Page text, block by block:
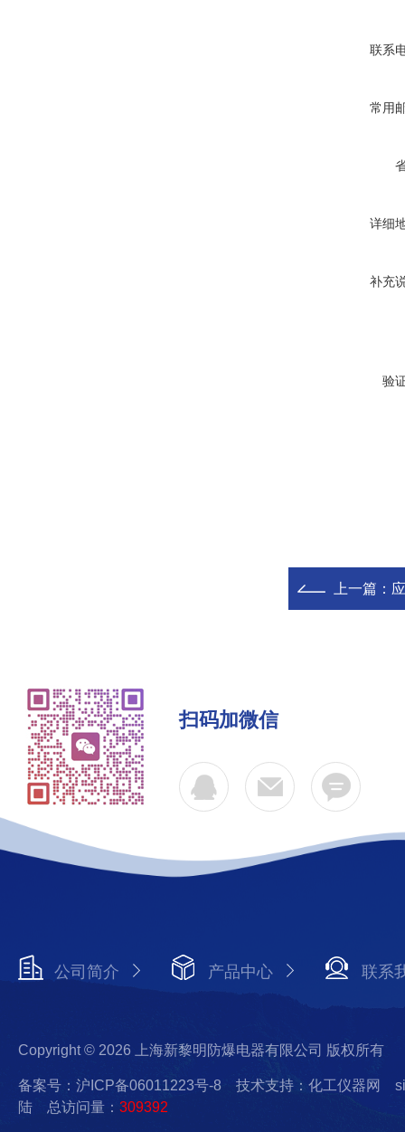
联系
常用
详细
补充
验
上一篇：
扫码加微信
公司简介 产品中心 联系
Copyright © 2026 上海新黎明防爆电器有限公司 版权所有
备案号：沪ICP备06011223号-8 技术支持：化工仪器网
陆 总访问量： 309392